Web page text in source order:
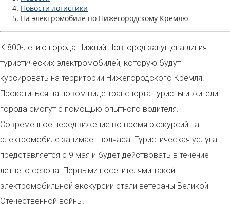
Новости логистики
На электромобиле по Нижегородскому Кремлю
К 800-летию города Нижний Новгород запущена линия
туристических электромобилей, которую будут
курсировать на территории Нижегородского Кремля.
Прокатиться на новом виде транспорта туристы и жители
города смогут с помощью опытного водителя.
Современное передвижение во время экскурсий на
электромобиле занимает полчаса. Туристическая услуга
представляется с 9 мая и будет действовать в течение
летнего сезона. Первыми посетителями такой
электромобильной экскурсии стали ветераны Великой
Отечественной войны.